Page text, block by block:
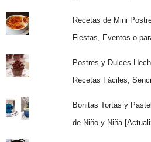
Recetas de Mini
Fiestas, Eventos o
Postres y Dulces
Recetas Fáciles,
Bonitas Tortas y
de Niño y Niña